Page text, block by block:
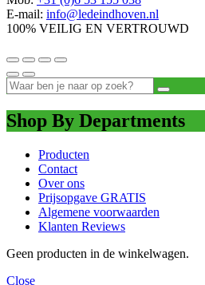
E-mail: info@ledeindhoven.nl
100% VEILIG EN VERTROUWD
Shop By Departments
Producten
Contact
Over ons
Prijsopgave GRATIS
Algemene voorwaarden
Klanten Reviews
Geen producten in de winkelwagen.
Close